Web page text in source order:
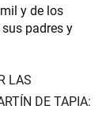
y de los
padres y
LAS
DE TAPIA: